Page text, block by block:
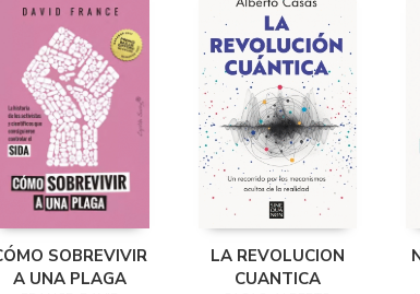
SOBREVIVIR
A UNA PLAGA
LA REVOLUCION
CUANTICA